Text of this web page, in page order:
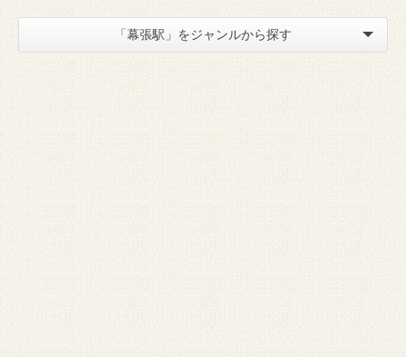
「幕張駅」をジャンルから探す